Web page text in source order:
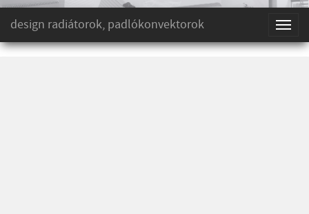
design radiátorok, padlókonvektorok